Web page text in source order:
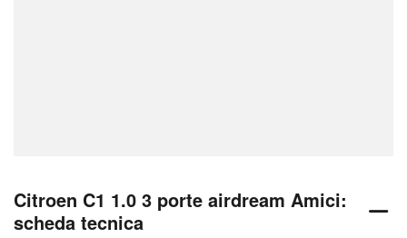
Citroen C1 1.0 3 porte airdream Amici:
scheda tecnica